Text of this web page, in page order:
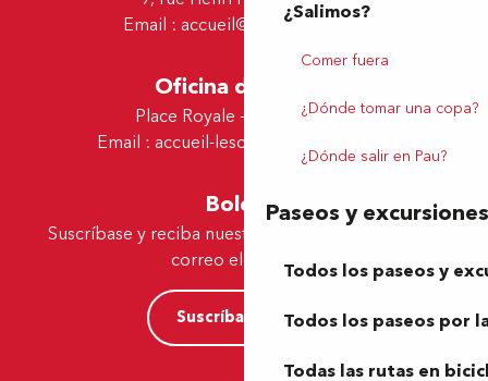
¿Salimos?
Comer fuera
¿Dónde tomar una copa?
¿Dónde salir en Pau?
Paseos y excursiones
Todos los paseos y
Todos los paseos por
Todas las rutas en
Email : accueil@tourismepau.fr
Oficina de Lescar
Place Royale - 64230 Lescar
Email : accueil-lescar@tourismepau.fr
Boletín
Suscríbase y reciba nuestras ofertas y noticias por
correo electrónico
Suscríbase ahora